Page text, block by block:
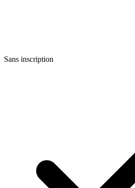
Sans inscription